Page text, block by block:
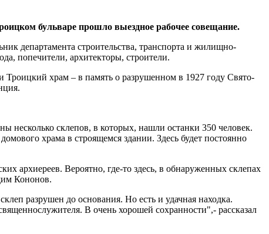
бульваре прошло выездное рабочее совещание.
департамента строительства, транспорта и жилищно-
попечители, архитекторы, строители.
Троицкий храм – в память о разрушенном в 1927 году Свято-
несколько склепов, в которых, нашли останки 350 человек.
храма в строящемся здании. Здесь будет постоянно
архиереев. Вероятно, где-то здесь, в обнаруженных склепах
Кононов.
разрушен до основания. Но есть и удачная находка.
В очень хорошей сохранности",- рассказал